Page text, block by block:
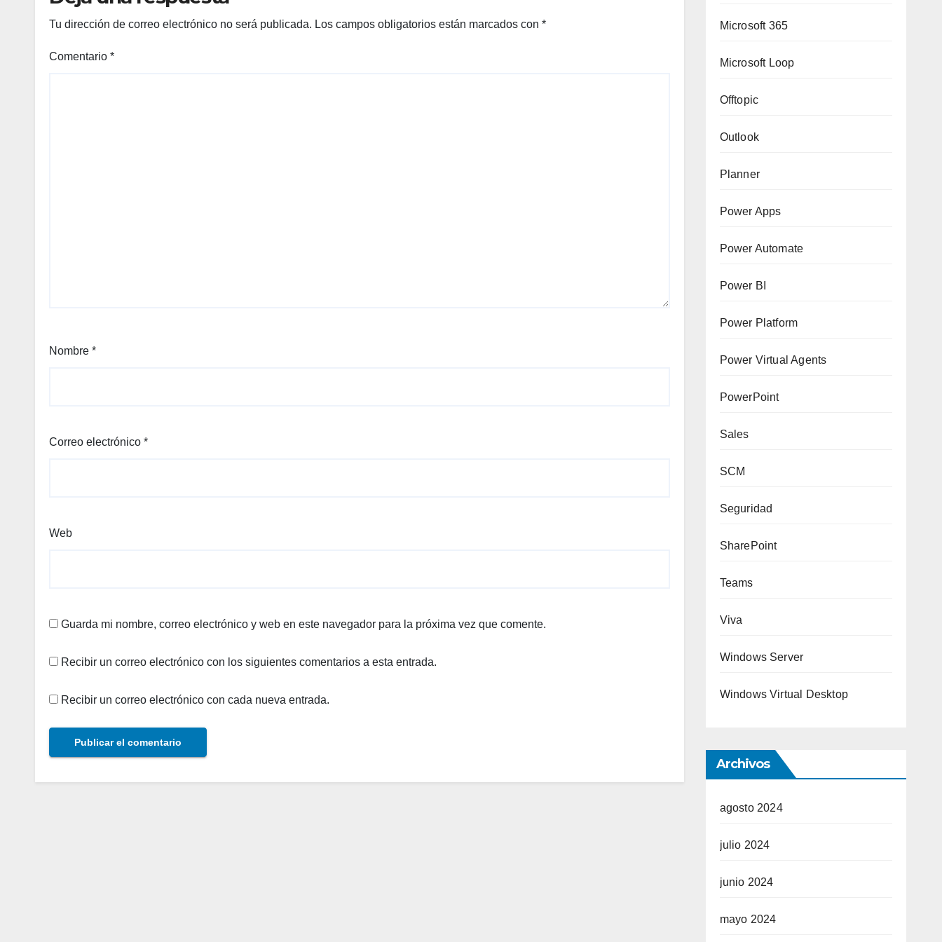
Tu dirección de correo electrónico no será publicada. Los campos obligatorios están marcados con *
Comentario *
Nombre *
Correo electrónico *
Web
Guarda mi nombre, correo electrónico y web en este navegador para la próxima vez que comente.
Recibir un correo electrónico con los siguientes comentarios a esta entrada.
Recibir un correo electrónico con cada nueva entrada.
Microsoft 365
Microsoft Loop
Offtopic
Outlook
Planner
Power Apps
Power Automate
Power BI
Power Platform
Power Virtual Agents
PowerPoint
Sales
SCM
Seguridad
SharePoint
Teams
Viva
Windows Server
Windows Virtual Desktop
Archivos
agosto 2024
julio 2024
junio 2024
mayo 2024